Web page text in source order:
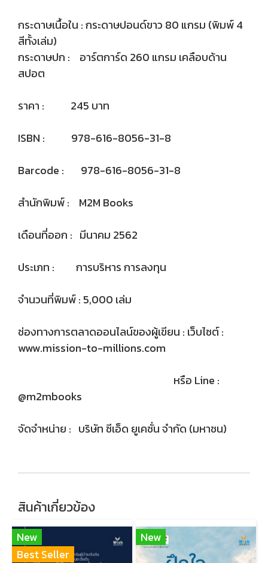
กระดาษเนื้อใน : กระดาษปอนด์ขาว 80 แกรม (พิมพ์ 4
สีทั้งเล่ม)
กระดาษปก : อาร์ตการ์ด 260 แกรม เคลือบด้าน
สปอต
ราคา : 245 บาท
ISBN : 978-616-8056-31-8
Barcode : 978-616-8056-31-8
สำนักพิมพ์ : M2M Books
เดือนที่ออก : มีนาคม 2562
ประเภท : การบริหาร การลงทุน
จำนวนที่พิมพ์ : 5,000 เล่ม
ช่องทางการตลาดออนไลน์ของผู้เขียน : เว็บไซต์ :
www.mission-to-millions.com
หรือ Line :
@m2mbooks
จัดจำหน่าย : บริษัท ซีเอ็ด ยูเคชั่น จำกัด (มหาชน)
สินค้าเกี่ยวข้อง
New
Best Seller
New